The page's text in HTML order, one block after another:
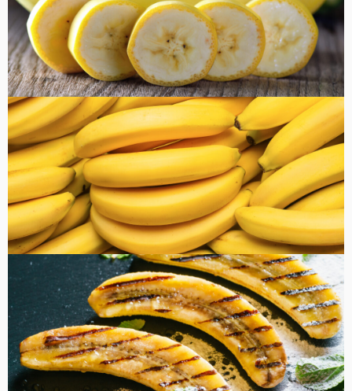
健康・美容
FOOD